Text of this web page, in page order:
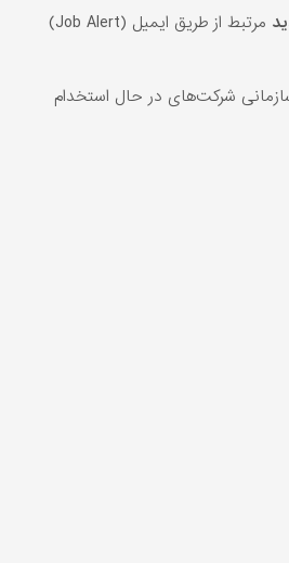
مرتبط از طریق ایمیل (Job Alert)
شرکت‌های در حال استخدام